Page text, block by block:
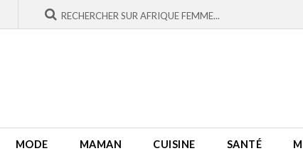
MODE MAMAN CUISINE SANTÉ